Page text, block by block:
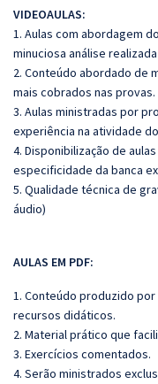
VIDEOAULAS:
1. Aulas com abordagem
minuciosa análise
2. Conteúdo abordado de
mais cobrados nas provas.
3. Aulas ministradas por
experiência na atividade
4. Disponibilização de
especificidade da banca
5. Qualidade técnica de
áudio)
AULAS EM PDF:
1. Conteúdo produzido
recursos didáticos.
2. Material prático que
3. Exercícios comentados.
4. Serão ministrados